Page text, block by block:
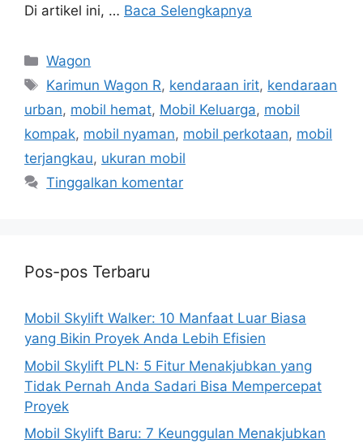
Di artikel ini, … Baca Selengkapnya
Kategori
Wagon
Tag
Karimun Wagon R, kendaraan irit, kendaraan
urban, mobil hemat, Mobil Keluarga, mobil
kompak, mobil nyaman, mobil perkotaan, mobil
terjangkau, ukuran mobil
Tinggalkan komentar
Pos-pos Terbaru
Mobil Skylift Walker: 10 Manfaat Luar Biasa
yang Bikin Proyek Anda Lebih Efisien
Mobil Skylift PLN: 5 Fitur Menakjubkan yang
Tidak Pernah Anda Sadari Bisa Mempercepat
Proyek
Mobil Skylift Baru: 7 Keunggulan Menakjubkan